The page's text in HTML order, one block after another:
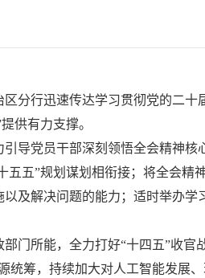
分行迅速传达学习贯彻党的二十
供有力支撑。
导党员干部深刻领悟全会精神核
五五”规划谋划相衔接；将全会精
及解决问题的能力；适时举办学
门所能，全力打好“十四五”收官
统筹，持续加大对人工智能发展